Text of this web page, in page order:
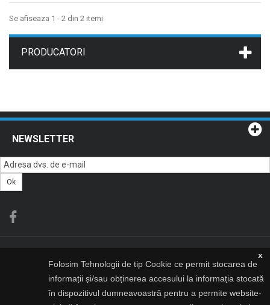
Se afiseaza 1 - 2 din 2 itemi
PRODUCATORI
NEWSLETTER
Ok
INFORMATII
x
Folosim Tehnologii de tip Cookie ce permit stocarea de
informații și/sau obținerea accesului la informația stocată
în dispozitivul dumneavoastră pentru a permite website-